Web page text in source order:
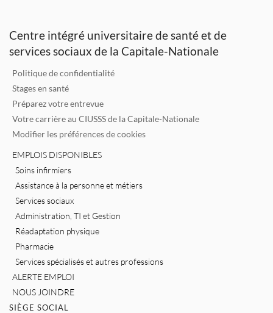
dI
n
r
o
Centre intégré universitaire de santé et de
services sociaux de la Capitale-Nationale
Politique de confidentialité
Stages en santé
Préparez votre entrevue
Votre carrière au CIUSSS de la Capitale-Nationale
Modifier les préférences de cookies
EMPLOIS DISPONIBLES
Soins infirmiers
Assistance à la personne et métiers
Services sociaux
Administration, TI et Gestion
Réadaptation physique
Pharmacie
Services spécialisés et autres professions
ALERTE EMPLOI
NOUS JOINDRE
SIÈGE SOCIAL